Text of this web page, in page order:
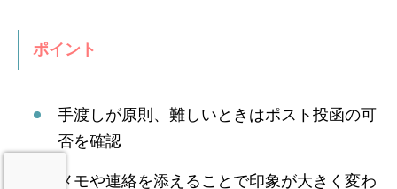
ポイント
手渡しが原則、難しいときはポスト投函の可
否を確認
メモや連絡を添えることで印象が大きく変わ